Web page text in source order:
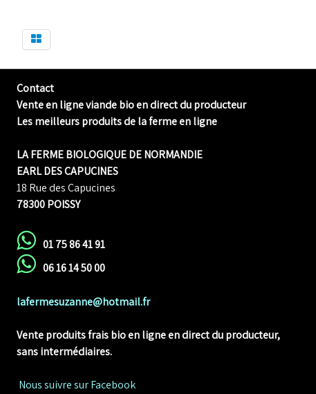
Contact
Vente en ligne viande bio en direct du producteur
Les meilleurs produits de la ferme en ligne
LA FERME BIOLOGIQUE DE NORMANDIE
EARL DES CAPUCINES
18 Rue des Capucines
78300 POISSY
01 75 86 41 91
06 16 14 50 00
lafermesuzanne@hotmail.fr
Vente produits frais bio en ligneen direct du producteur,
sans intermédiaires.
Nous suivre sur Facebook